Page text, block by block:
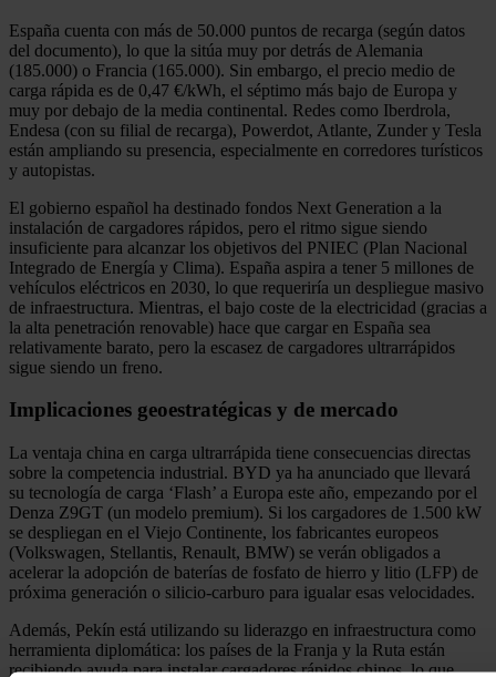
España cuenta con más de 50.000 puntos de recarga (según datos
del documento), lo que la sitúa muy por detrás de Alemania
(185.000) o Francia (165.000). Sin embargo, el precio medio de
carga rápida es de 0,47 €/kWh, el séptimo más bajo de Europa y
muy por debajo de la media continental. Redes como Iberdrola,
Endesa (con su filial de recarga), Powerdot, Atlante, Zunder y Tesla
están ampliando su presencia, especialmente en corredores turísticos
y autopistas.
El gobierno español ha destinado fondos Next Generation a la
instalación de cargadores rápidos, pero el ritmo sigue siendo
insuficiente para alcanzar los objetivos del PNIEC (Plan Nacional
Integrado de Energía y Clima). España aspira a tener 5 millones de
vehículos eléctricos en 2030, lo que requeriría un despliegue masivo
de infraestructura. Mientras, el bajo coste de la electricidad (gracias a
la alta penetración renovable) hace que cargar en España sea
relativamente barato, pero la escasez de cargadores ultrarrápidos
sigue siendo un freno.
Implicaciones geoestratégicas y de mercado
La ventaja china en carga ultrarrápida tiene consecuencias directas
sobre la competencia industrial. BYD ya ha anunciado que llevará
su tecnología de carga ‘Flash’ a Europa este año, empezando por el
Denza Z9GT (un modelo premium). Si los cargadores de 1.500 kW
se despliegan en el Viejo Continente, los fabricantes europeos
(Volkswagen, Stellantis, Renault, BMW) se verán obligados a
acelerar la adopción de baterías de fosfato de hierro y litio (LFP) de
próxima generación o silicio-carburo para igualar esas velocidades.
Además, Pekín está utilizando su liderazgo en infraestructura como
herramienta diplomática: los países de la Franja y la Ruta están
recibiendo ayuda para instalar cargadores rápidos chinos, lo que